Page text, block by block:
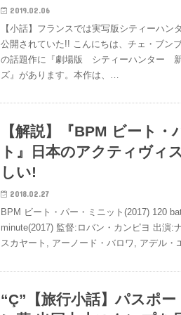
2019.02.06
【小話】フランスでは実写版シティーハン
公開されていた!! こんにちは、チェ・ブン
の話題作に『劇場版 シティーハンター
ズ』があります。本作は、…
【解説】『BPM ビート・
ト』日本のアクティヴィ
しい!
2018.02.27
BPM ビート・パー・ミニット(2017) 120
minute(2017) 監督:ロバン・カンピヨ 出演:
スカヤート, アーノード・バロワ, アデル
“Ç”【旅行小話】パスポー